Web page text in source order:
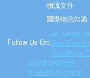
物流文件
國際物流知識
Follow Us On:
Air Cargo
Sea Freight
Goodhope
好望角国际物流
中国国际货运代理